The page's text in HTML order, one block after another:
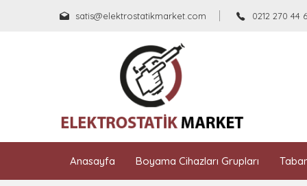
satis@elektrostatikmarket.com 0212 270 44
Anasayfa Boyama Cihazları Grupları